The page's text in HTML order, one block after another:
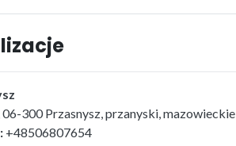
06-300 Przasnysz, przanyski, mazowieckie
+48506807654